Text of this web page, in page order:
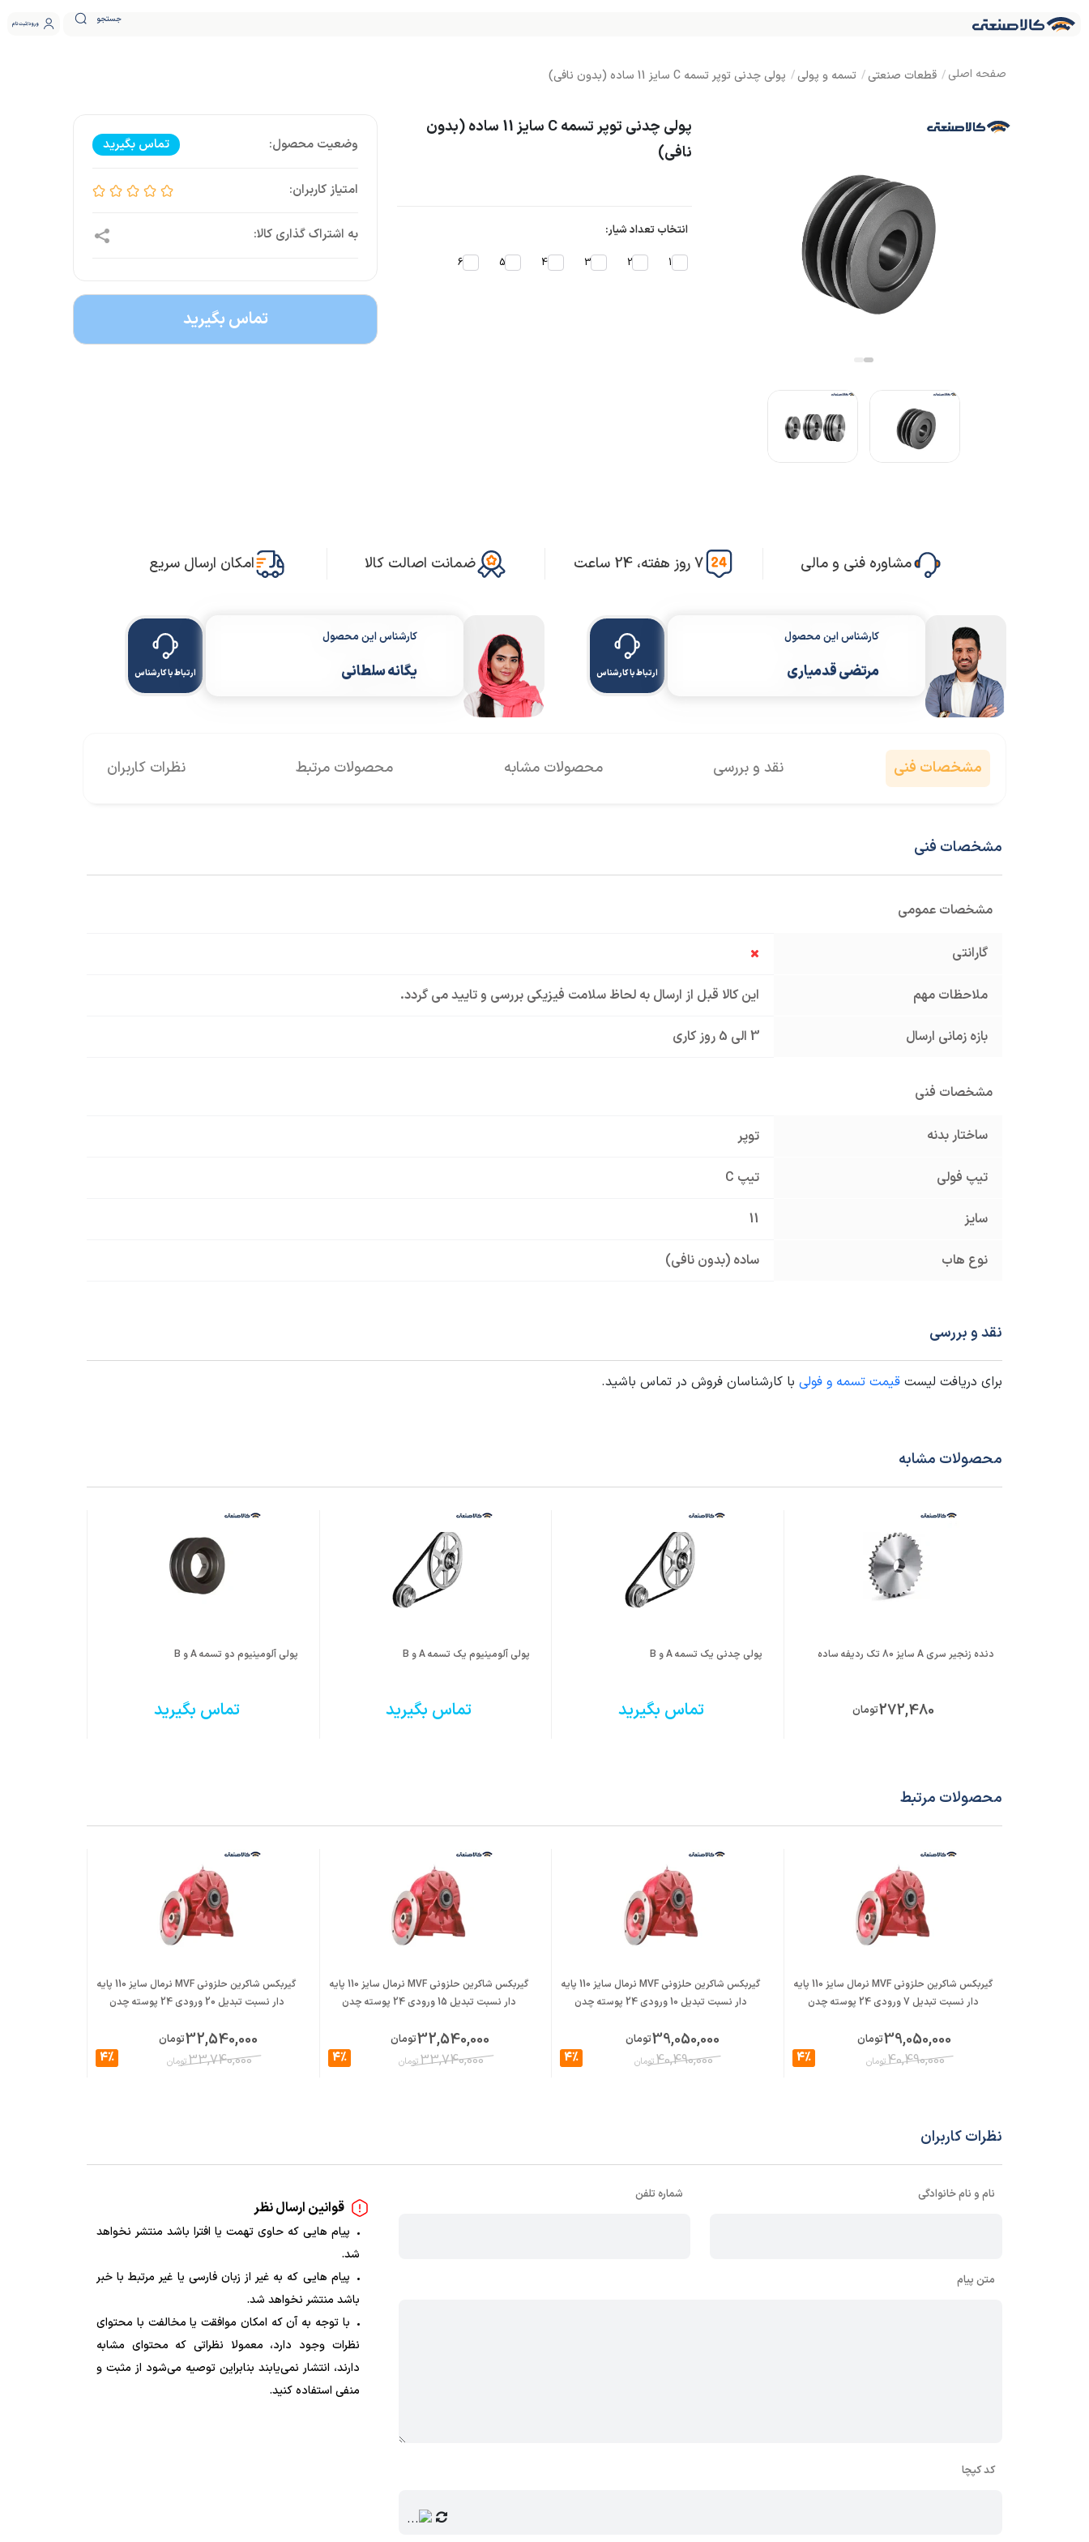
جستجو ورود ثبت نام
قطعات صنعتی تسمه و پولی پولی چدنی توپر تسمه C سایز 11 ساده (بدون نافی)
پولی چدنی توپر تسمه C سایز 11 ساده (بدون
نافی)
انتخاب تعداد شیار:
1
2
3
4
5
6
تماس بگیرید
تماس بگیرید
مشاوره فنی و مالی 7 روز هفته، 24 ساعت ضمانت اصالت کالا امکان ارسال سریع
کارشناس این محصول
مرتضی قدمیاری ارتباط با کارشناس
کارشناس این محصول
یگانه سلطانی ارتباط با کارشناس
مشخصات فنی نقد و بررسی محصولات مشابه محصولات مرتبط نظرات کاربران
مشخصات فنی
مشخصات عمومی
گارانتی
ملاحظات مهم این کالا قبل از ارسال به لحاظ سلامت فیزیکی بررسی و تایید می گردد.
بازه زمانی ارسال 3 الی 5 روز کاری
مشخصات فنی
ساختار بدنه توپر
تیپ فولی تیپ C
سایز 11
نوع هاب ساده (بدون نافی)
نقد و بررسی
برای دریافت لیست قیمت تسمه و فولی با کارشناسان فروش در تماس باشید.
محصولات مشابه
دنده زنجیر سری A سایز 80 تک ردیفه ساده
272,480تومان
پولی چدنی یک تسمه A و B
تماس بگیرید
پولی آلومینیوم یک تسمه A و B
تماس بگیرید
پولی آلومینیوم دو تسمه A و B
تماس بگیرید
محصولات مرتبط
گیربکس شاکرین حلزونی MVF نرمال سایز 110 پایه
دار نسبت تبدیل 7 ورودی 24 پوسته چدن
39,050,000تومان
40,490,000تومان 4%
گیربکس شاکرین حلزونی MVF نرمال سایز 110 پایه
دار نسبت تبدیل 10 ورودی 24 پوسته چدن
39,050,000تومان
40,490,000تومان 4%
گیربکس شاکرین حلزونی MVF نرمال سایز 110 پایه
دار نسبت تبدیل 15 ورودی 24 پوسته چدن
32,540,000تومان
33,740,000تومان 4%
گیربکس شاکرین حلزونی MVF نرمال سایز 110 پایه
دار نسبت تبدیل 20 ورودی 24 پوسته چدن
32,540,000تومان
33,740,000تومان 4%
نظرات کاربران
قوانین ارسال نظر
پیام هایی که حاوی تهمت یا افترا باشد منتشر نخواهد
شد.
پیام هایی که به غیر از زبان فارسی یا غیر مرتبط با خبر
باشد منتشر نخواهد شد.
با توجه به آن که امکان موافقت یا مخالفت با محتوای
نظرات وجود دارد، معمولا نظراتی که محتوای مشابه
دارند، انتشار نمی‌یابند بنابراین توصیه می‌شود از مثبت و
منفی استفاده کنید.
نام و نام خانوادگی شماره تلفن
متن پیام
کد کپچا